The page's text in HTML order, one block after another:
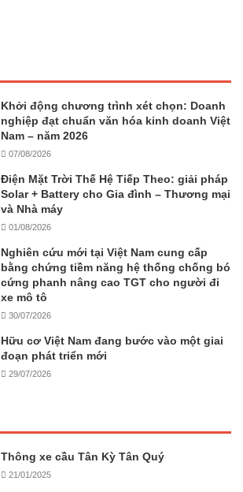
Khởi động chương trình xét chọn: Doanh
nghiệp đạt chuẩn văn hóa kinh doanh Việt
Nam – năm 2026
07/08/2026
Điện Mặt Trời Thế Hệ Tiếp Theo: giải pháp
Solar + Battery cho Gia đình – Thương mại
và Nhà máy
01/08/2026
Nghiên cứu mới tại Việt Nam cung cấp
bằng chứng tiềm năng hệ thống chống bó
cứng phanh nâng cao TGT cho người đi
xe mô tô
30/07/2026
Hữu cơ Việt Nam đang bước vào một giai
đoạn phát triển mới
29/07/2026
Thông xe cầu Tân Kỳ Tân Quý
21/01/2025